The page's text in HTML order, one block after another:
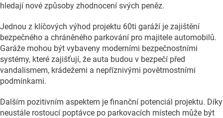
hledají nové způsoby zhodnocení svých peněz.
Jednou z klíčových výhod projektu 60ti garáží je zajištění
bezpečného a chráněného parkování pro majitele automobilů.
Garáže mohou být vybaveny moderními bezpečnostními
systémy, které zajišťují, že auta budou v bezpečí před
vandalismem, krádežemi a nepříznivými povětrnostními
podmínkami.
Dalším pozitivním aspektem je finanční potenciál projektu. Díky
neustále rostoucí poptávce po parkovacích místech může být